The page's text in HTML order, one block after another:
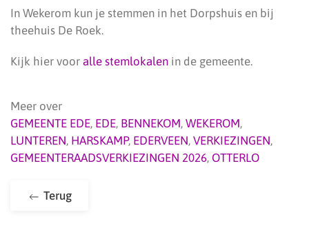
In Wekerom kun je stemmen in het Dorpshuis en bij
theehuis De Roek.
Kijk hier voor alle stemlokalen in de gemeente.
Meer over
GEMEENTE EDE, EDE, BENNEKOM, WEKEROM,
LUNTEREN, HARSKAMP, EDERVEEN, VERKIEZINGEN,
GEMEENTERAADSVERKIEZINGEN 2026, OTTERLO
Terug